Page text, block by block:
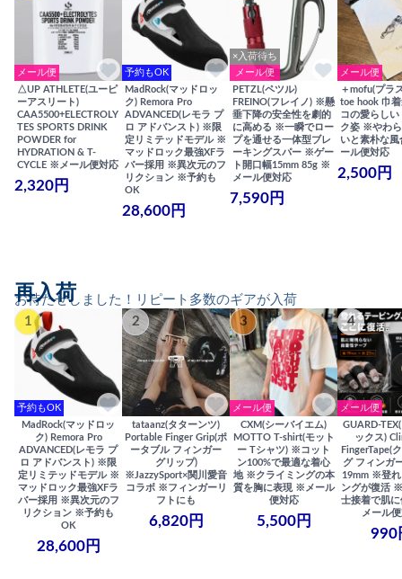
メール便
△UP ATHLETE(ユーピ
ーアスリート)
CAA5500+ELECTROLY
TES SPORTS DRINK
POWDER for
HYDRATION & T-
CYCLE ※メール便対応
2,320円
予約もOK
MadRock(マッドロッ
ク) Remora Pro
ADVANCED(レモラ プ
ロ アドバンスト) ※限
定リミテッドモデル ※
マッドロック最強XFラ
バー採用 ※異次元のフ
リクション ※予約も
OK
28,600円
×入荷待ち
メール便
PETZL(ペツル)
FREINO(フレイノ) ※懸
垂下降の安全性を劇的
に高める ※一瞬でロー
プを通せる一体型ブレ
ーキングスパー ※ゲー
ト開口幅15mm 85g ※
メール便対応
7,590円
メール便
＋mofu(プラ
toe hook 巾
コの愛らしい
ク姿 ※やわ
いと素朴な
ール便対応
2,500円
お待たせしました！リピート多数のギアが入荷
再入荷
1
予約もOK
MadRock(マッドロッ
ク) Remora Pro
ADVANCED(レモラ プ
ロ アドバンスト) ※限
定リミテッドモデル ※
マッドロック最強XFラ
バー採用 ※異次元のフ
リクション ※予約も
OK
28,600円
2
tataanz(タターンツ)
Portable Finger Grip(ポ
ータブル フィンガー
グリップ)
※JazzySport×関川愛音
コラボ ※フィンガーリ
フトにも
6,820円
3
メール便
CXM(シーバイエム)
MOTTO T-shirt(モット
ー Tシャツ) ※コット
ン100%で最適な着心
地 ※クライミングの本
質を胸に表現 ※メール
便対応
5,500円
4
メール便
GUARD-
ックス)
FingerTape(
グ フィンガ
19mm ※登れ
ングが復活
士接着で肌
メール
990